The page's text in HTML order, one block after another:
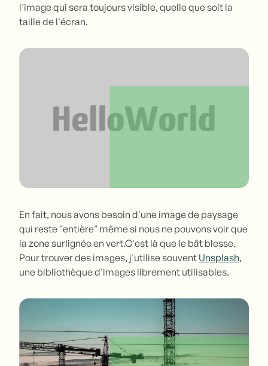
l'image qui sera toujours visible, quelle que soit la
taille de l'écran.
En fait, nous avons besoin d'une image de paysage
qui reste "entière" même si nous ne pouvons voir que
la zone surlignée en vert.C'est là que le bât blesse.
Pour trouver des images, j'utilise souvent Unsplash,
une bibliothèque d'images librement utilisables.